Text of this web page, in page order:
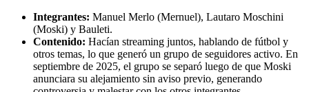
Integrantes: Manuel Merlo (Mernuel), Lautaro Moschini
(Moski) y Bauleti.
Contenido: Hacían streaming juntos, hablando de fútbol y
otros temas, lo que generó un grupo de seguidores activo. En
septiembre de 2025, el grupo se separó luego de que Moski
anunciara su alejamiento sin aviso previo, generando